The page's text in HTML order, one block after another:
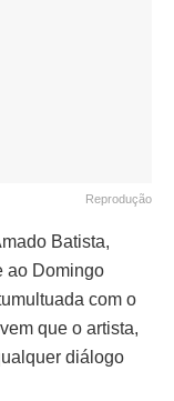
Reprodução
Batista,
ao Domingo
com o
que o artista,
diálogo